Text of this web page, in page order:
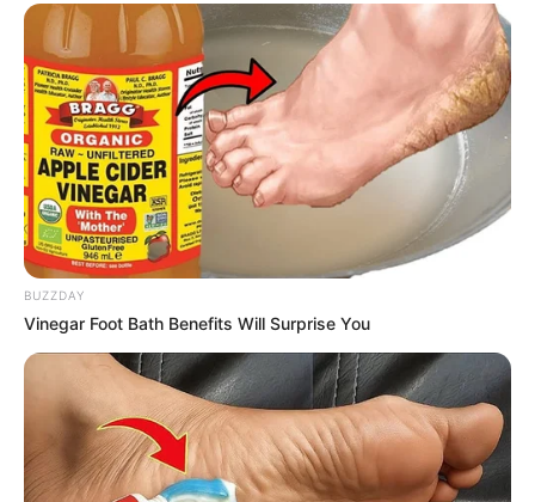
BUZZDAY
Vinegar Foot Bath Benefits Will Surprise You